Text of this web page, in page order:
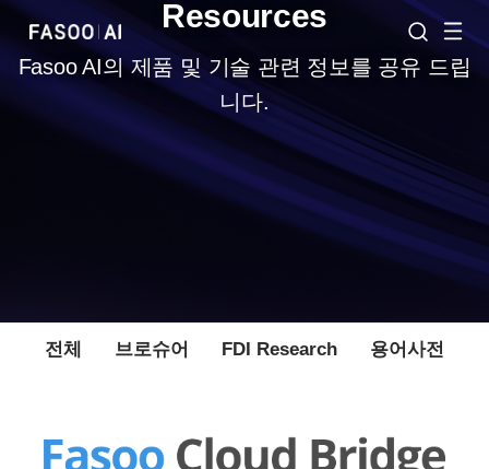
Resources
Fasoo AI의 제품 및 기술 관련 정보를 공유 드립
니다.
전체 브로슈어 FDI Research 용어사전